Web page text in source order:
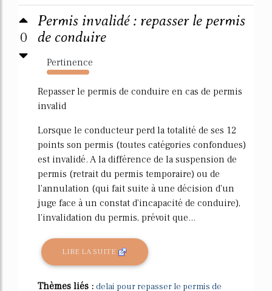
0
Permis invalidé : repasser le permis
de conduire
Pertinence
7375%
Repasser le permis de conduire en cas de permis
invalid
Lorsque le conducteur perd la totalité de ses 12
points son permis (toutes catégories confondues)
est invalidé. A la différence de la suspension de
permis (retrait du permis temporaire) ou de
l'annulation (qui fait suite à une décision d'un
juge face à un constat d'incapacité de conduire),
l'invalidation du permis, prévoit que...
LIRE LA SUITE
Thèmes liés : delai pour repasser le permis de